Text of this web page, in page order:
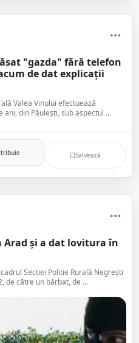
"gazda" fără telefon
de dat explicații
Valea Vinului efectuează
din Păulești, sub aspectul ...
Salvează
și a dat lovitura în
Sectiei Politie Rurală Negrești
de către un bărbat, de ...